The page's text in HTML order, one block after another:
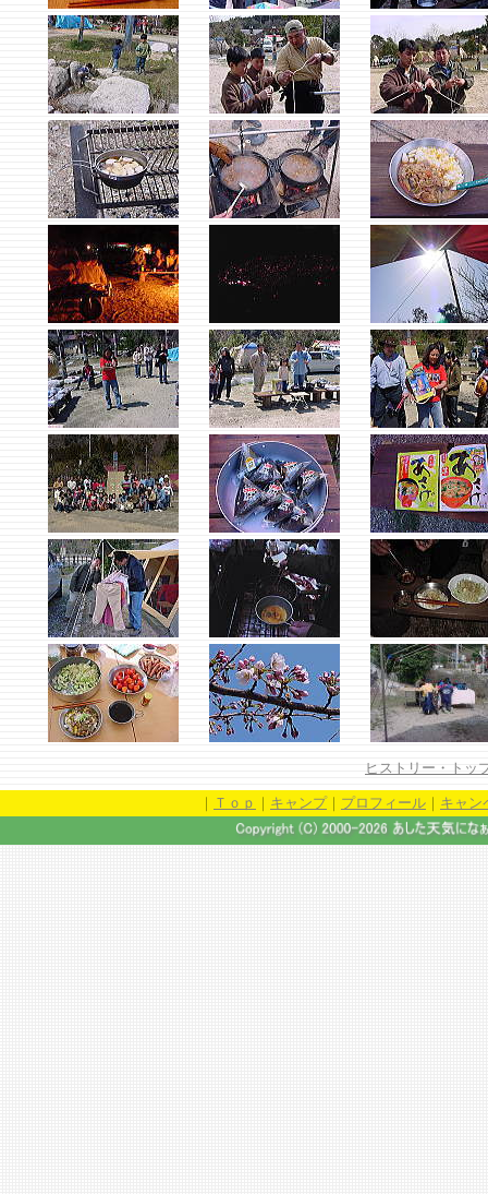
ヒストリー・トッ
｜ Ｔｏｐ ｜ キャンプ｜ プロフィール ｜ キャン